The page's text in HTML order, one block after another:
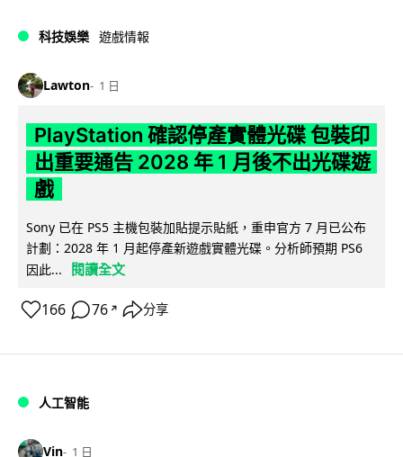
科技娛樂 遊戲情報
Lawton 1 日
PlayStation 確認停產實體光碟 包裝印
出重要通告 2028 年 1 月後不出光碟遊
戲
Sony 已在 PS5 主機包裝加貼提示貼紙，重申官方 7 月已公布
計劃：2028 年 1 月起停產新遊戲實體光碟。分析師預期 PS6
因此...
閱讀全文
166 76 ↗ 分享
人工智能
Vin 1 日